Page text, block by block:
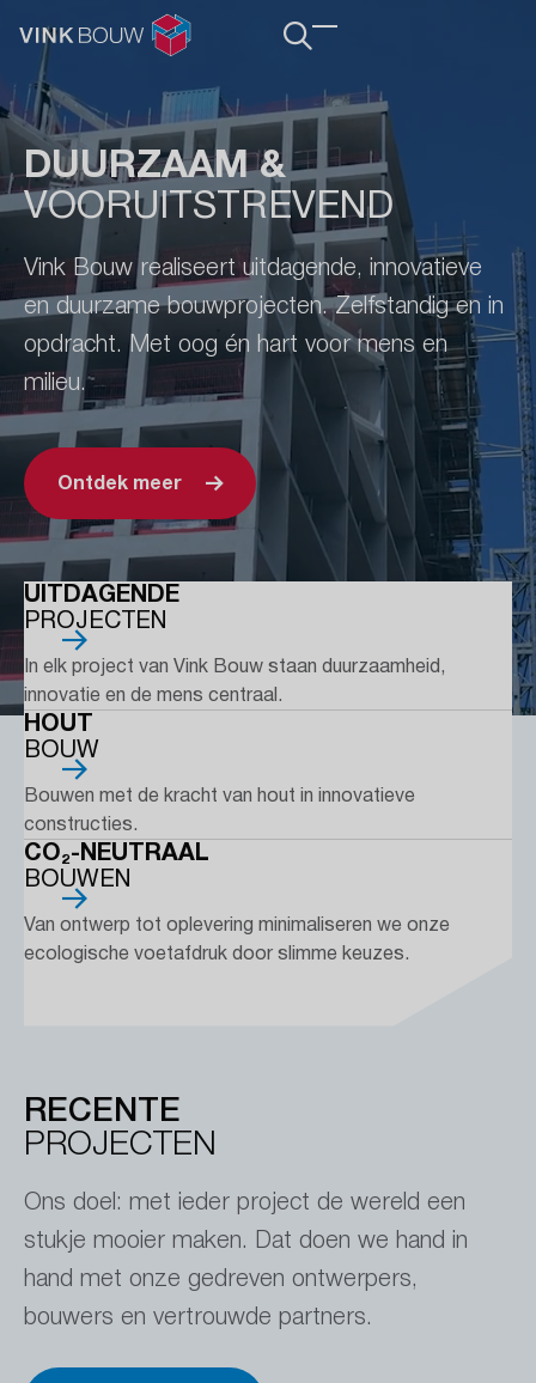
Main
DUURZAAM &
VOORUITSTREVEND
Vink Bouw realiseert uitdagende, innovatieve
en duurzame bouwprojecten. Zelfstandig en in
opdracht. Met oog én hart voor mens en
milieu.
Ontdek meer
UITDAGENDE
PROJECTEN
In elk project van Vink Bouw staan duurzaamheid,
innovatie en de mens centraal.
HOUT
BOUW
Bouwen met de kracht van hout in innovatieve
constructies.
CO₂-NEUTRAAL
BOUWEN
Van ontwerp tot oplevering minimaliseren we onze
ecologische voetafdruk door slimme keuzes.
RECENTE
PROJECTEN
Ons doel: met ieder project de wereld een
stukje mooier maken. Dat doen we hand in
hand met onze gedreven ontwerpers,
bouwers en vertrouwde partners.